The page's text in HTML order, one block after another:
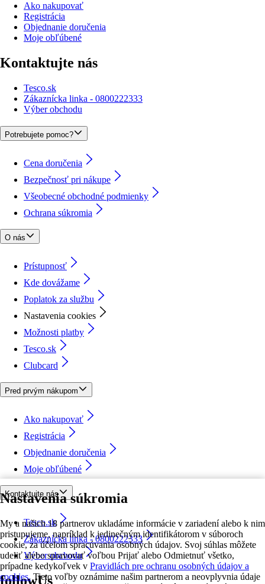
Nastavenia súkromia
My a našich 18 partnerov ukladáme informácie v zariadení alebo k nim
pristupujeme, napríklad k jedinečným identifikátorom v súboroch
cookie, za účelom spracúvania osobných údajov. Svoj súhlas môžete
udeliť alebo spravovať voľbou Prijať alebo Odmietnuť všetko,
prípadne kedykoľvek v Pravidlách pre ochranu osobných údajov a
cookies. Tieto voľby oznámime našim partnerom a neovplyvnia údaje
Ako nakupovať
Registrácia
Objednanie doručenia
Moje obľúbené
Kontaktujte nás
Tesco.sk
Zákaznícka linka - 0800222333
Výber obchodu
Potrebujete pomoc?
Cena doručenia
Bezpečnosť pri nákupe
Všeobecné obchodné podmienky
Ochrana súkromia
O nás
Prístupnosť
Kde dovážame
Poplatok za službu
Nastavenia cookies
Možnosti platby
Tesco.sk
Clubcard
Pred prvým nákupom
Ako nakupovať
Registrácia
Objednanie doručenia
Moje obľúbené
Kontaktujte nás
Tesco.sk
Zákaznícka linka - 0800222333
Výber obchodu
followUs